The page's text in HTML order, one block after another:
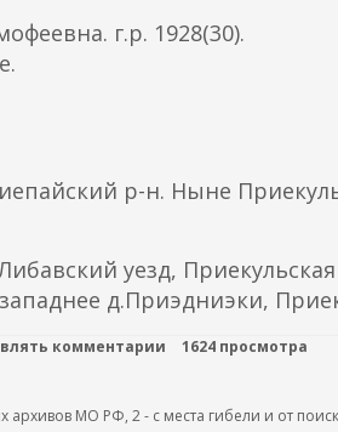
г.р. 1928(30).
р-н. Ныне
уезд,
д.Приэдниэки,
комментарии
1624 просмотра
МО РФ, 2 - с места гибели и от